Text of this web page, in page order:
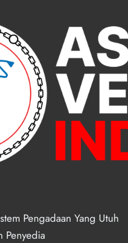
Pengadaan Yang Utuh
Penyedia